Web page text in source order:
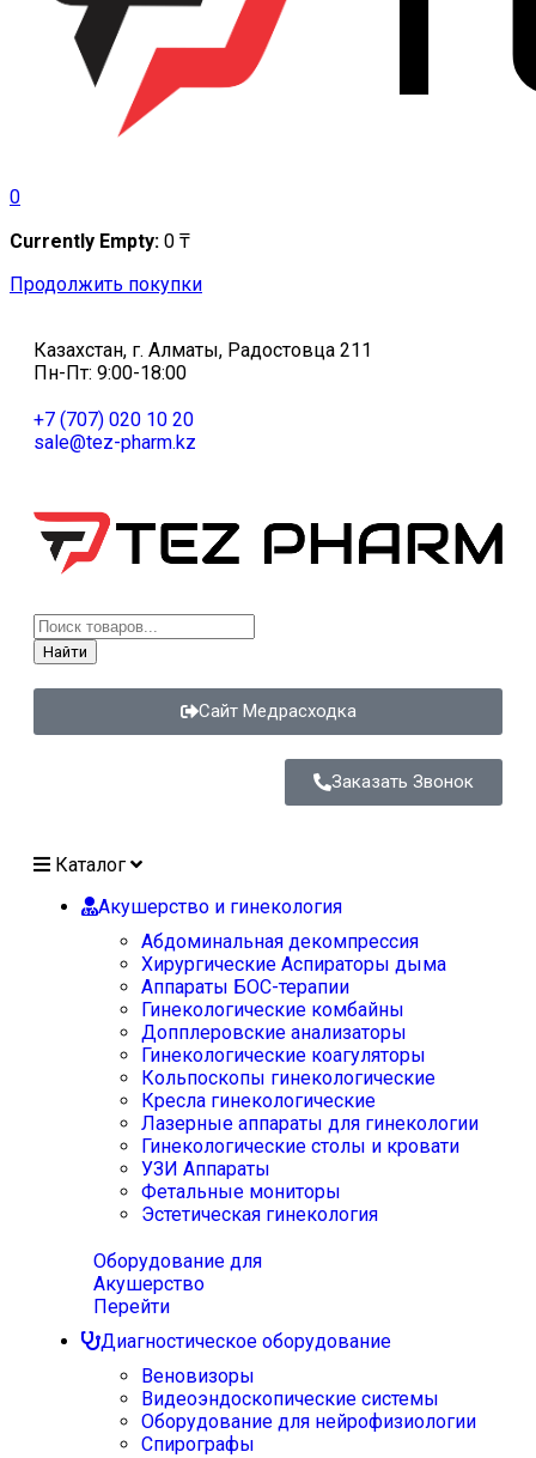
0
Currently Empty: 0 ₸
Продолжить покупки
Казахстан, г. Алматы, Радостовца 211
Пн-Пт: 9:00-18:00
+7 (707) 020 10 20
sale@tez-pharm.kz
Найти
Сайт Медрасходка
Заказать Звонок
Каталог
Акушерство и гинекология
Абдоминальная декомпрессия
Хирургические Аспираторы дыма
Аппараты БОС-терапии
Гинекологические комбайны
Допплеровские анализаторы
Гинекологические коагуляторы
Кольпоскопы гинекологические
Кресла гинекологические
Лазерные аппараты для гинекологии
Гинекологические столы и кровати
УЗИ Аппараты
Фетальные мониторы
Эстетическая гинекология
Оборудование для
Акушерство
Перейти
Диагностическое оборудование
Веновизоры
Видеоэндоскопические системы
Оборудование для нейрофизиологии
Спирографы